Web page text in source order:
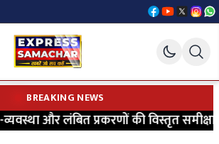
BREAKING NEWS
और लंबित प्रकरणों की विस्तृत समीक्षा की